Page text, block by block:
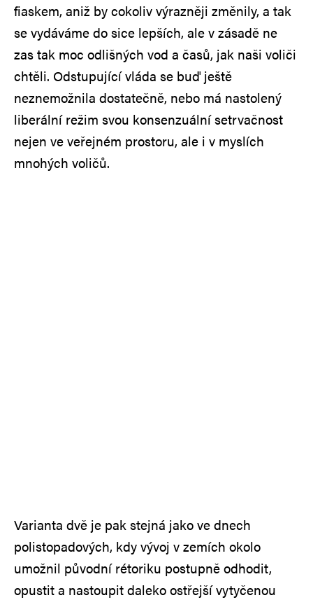
fiaskem, aniž by cokoliv výrazněji změnily, a tak
se vydáváme do sice lepších, ale v zásadě ne
zas tak moc odlišných vod a časů, jak naši voliči
chtěli. Odstupující vláda se buď ještě
neznemožnila dostatečně, nebo má nastolený
liberální režim svou konsenzuální setrvačnost
nejen ve veřejném prostoru, ale i v myslích
mnohých voličů.
Varianta dvě je pak stejná jako ve dnech
polistopadových, kdy vývoj v zemích okolo
umožnil původní rétoriku postupně odhodit,
opustit a nastoupit daleko ostřejší vytyčenou